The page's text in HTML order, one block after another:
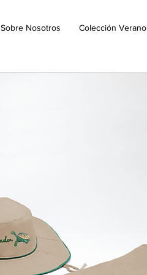
Sobre Nosotros Colección Verano